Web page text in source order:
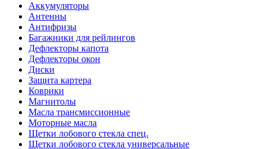
Аккумуляторы
Антенны
Антифризы
Багажники для рейлингов
Дефлекторы капота
Дефлекторы окон
Диски
Защита картера
Коврики
Магнитолы
Масла трансмиссионные
Моторные масла
Щетки лобового стекла спец.
Щетки лобового стекла универсальные